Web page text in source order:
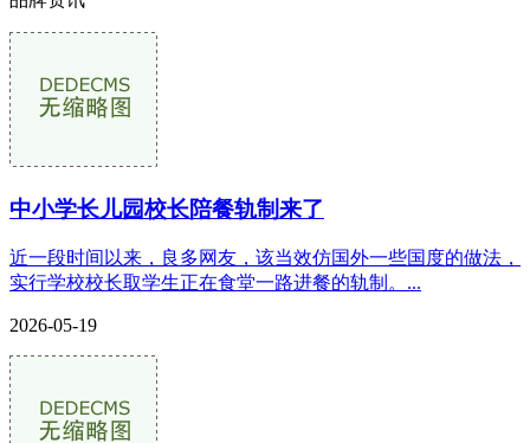
中小学长儿园校长陪餐轨制来了
近一段时间以来，良多网友，该当效仿国外一些国度的做法，
实行学校校长取学生正在食堂一路进餐的轨制。...
2026-05-19